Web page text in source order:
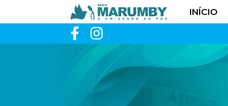
INÍCIO